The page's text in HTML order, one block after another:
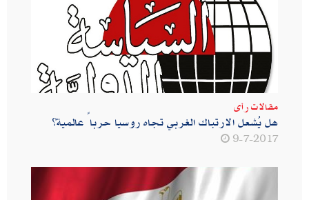
مقالات رأى
هل يُشعل الارتباك الغربي تجاه روسيا حرباً عالمية؟
9-7-2017